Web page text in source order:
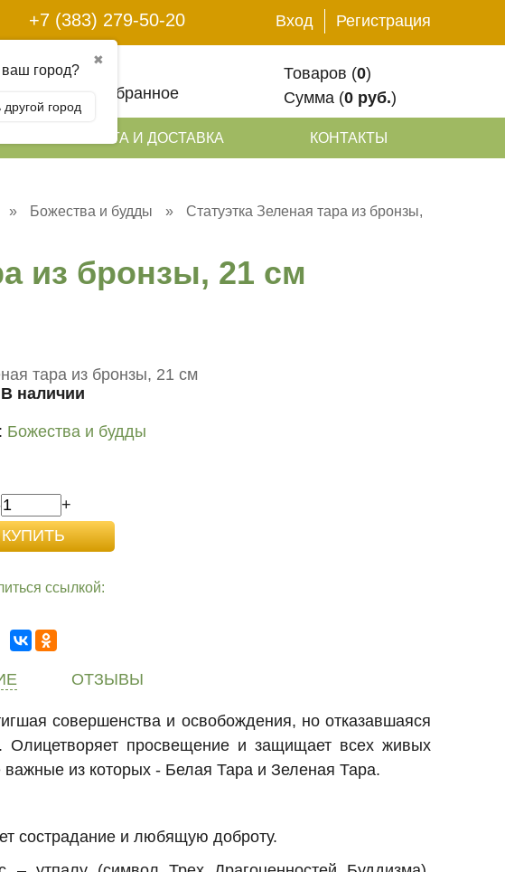
Избранное
Товаров (0)
Сумма (0 руб.)
✖
город?
город
+7 (383) 279-50-20 Вход Регистрация
ОПЛАТА И ДОСТАВКА КОНТАКТЫ
» Божества и будды »
Статуэтка Зеленая тара из бронзы,
из бронзы, 21 см
В наличии
Божества и будды
+
ссылкой:
ОТЗЫВЫ
совершенства и освобождения, но отказавшаяся
просвещение и защищает всех живых
из которых - Белая Тара и Зеленая Тара.
сострадание и любящую доброту.